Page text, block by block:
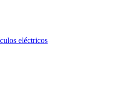
eléctricos